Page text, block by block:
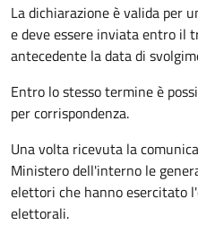
La dichiarazione è valida per
e deve essere inviata entro il
antecedente la data di
Entro lo stesso termine è
per corrispondenza.
Una volta ricevuta la
Ministero dell'interno le
elettori che hanno esercitato
elettorali.